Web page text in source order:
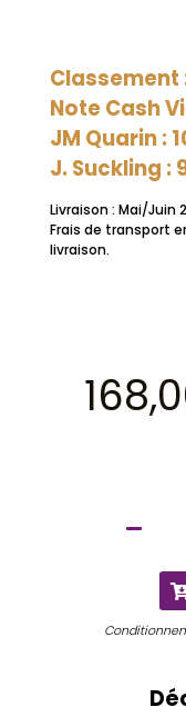
Classement
Note Cash
JM Quarin :
J. Suckling :
Livraison : Mai/Juin
Frais de transport
livraison.